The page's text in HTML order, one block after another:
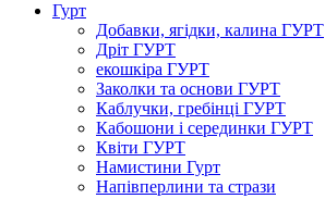
Гурт
Добавки, ягідки, калина ГУРТ
Дріт ГУРТ
екошкіра ГУРТ
Заколки та основи ГУРТ
Каблучки, гребінці ГУРТ
Кабошони і серединки ГУРТ
Квіти ГУРТ
Намистини Гурт
Напівперлини та стрази